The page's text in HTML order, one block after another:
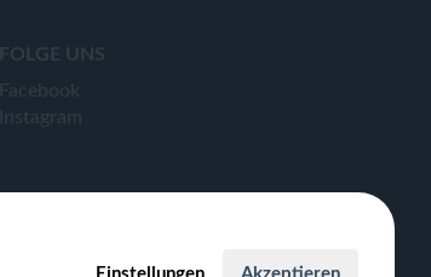
FOLGE UNS
Facebook
Instagram